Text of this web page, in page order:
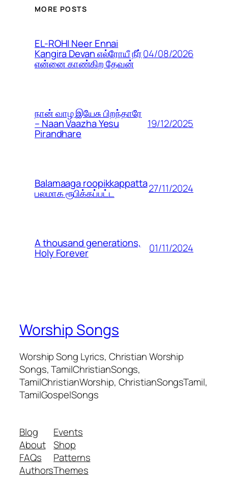
MORE POSTS
EL-ROHI Neer Ennai
Kangira Devan எல்ரோயீ நீர்
என்னை காண்கிற தேவன்
04/08/2026
நான் வாழ இயேசு பிறந்தாரே
– Naan Vaazha Yesu
Pirandhare
19/12/2025
Balamaaga roopikkappatta
பலமாக ரூபிக்கப்பட்ட 27/11/2024
A thousand generations,
Holy Forever 01/11/2024
Worship Songs
Worship Song Lyrics, Christian Worship
Songs, TamilChristianSongs,
TamilChristianWorship, ChristianSongsTamil,
TamilGospelSongs
Blog
About
FAQs
Authors
Events
Shop
Patterns
Themes